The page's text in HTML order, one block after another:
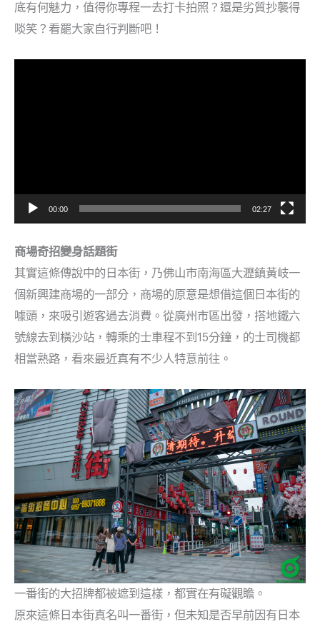
底有何魅力，值得你專程一去打卡拍照？還是劣質抄襲得
啖笑？看罷大家自行判斷吧！
00:00 02:27
商場奇招變身話題街
其實這條傳說中的日本街，乃佛山市南海區大瀝鎮黃岐一
個新興建商場的一部分，商場的原意是想借這個日本街的
噱頭，來吸引遊客過去消費。從廣州市區出發，搭地鐵六
號線去到橫沙站，轉乘的士車程不到15分鐘，的士司機都
相當熟路，看來最近真有不少人特意前往。
一番街的大招牌都被遮到這樣，都實在有礙觀瞻。
原來這條日本街真名叫一番街，但未知是否早前因有日本